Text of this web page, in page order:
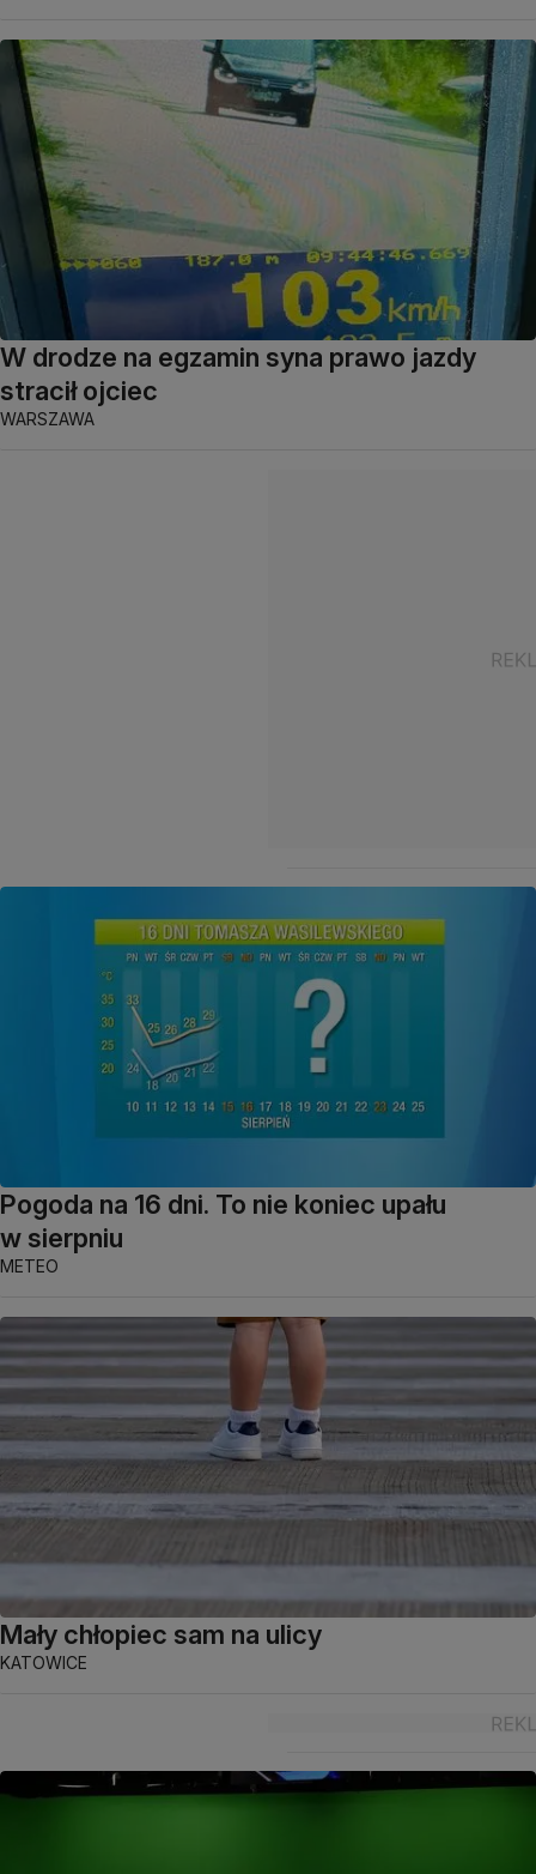
W drodze na egzamin syna prawo jazdy
stracił ojciec
WARSZAWA
Pogoda na 16 dni. To nie koniec upału
w sierpniu
METEO
Mały chłopiec sam na ulicy
KATOWICE